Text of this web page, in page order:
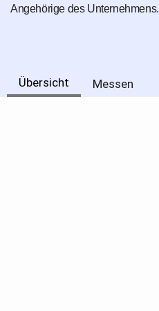
Angehörige des Unternehmens.
Übersicht Messen